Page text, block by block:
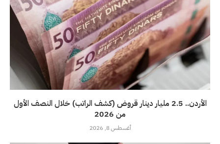
الأردن.. 2.5 مليار دينار قروض (كشف الراتب) خلال النصف الأول
من 2026
أغسطس 8, 2026